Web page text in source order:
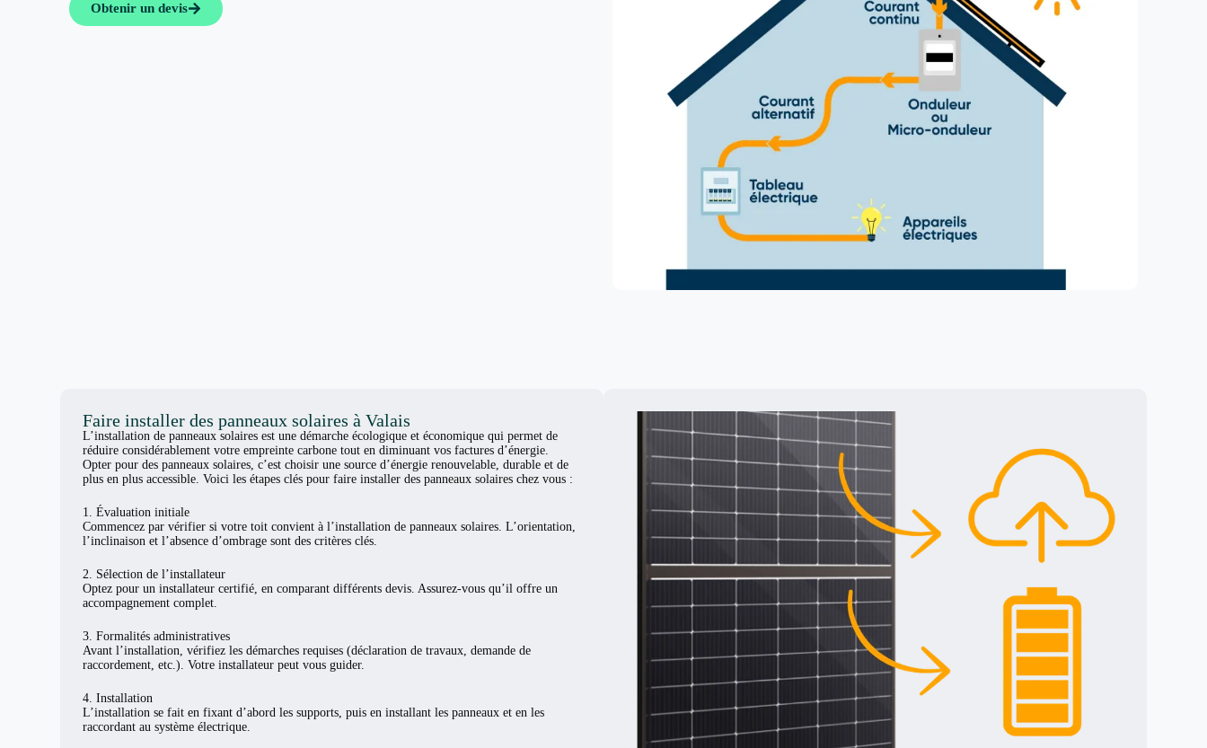
Obtenir un devis
Faire installer des panneaux solaires à Valais
L’installation de panneaux solaires est une démarche écologique et économique qui permet de
réduire considérablement votre empreinte carbone tout en diminuant vos factures d’énergie.
Opter pour des panneaux solaires, c’est choisir une source d’énergie renouvelable, durable et de
plus en plus accessible. Voici les étapes clés pour faire installer des panneaux solaires chez vous :
1. Évaluation initiale
Commencez par vérifier si votre toit convient à l’installation de panneaux solaires. L’orientation,
l’inclinaison et l’absence d’ombrage sont des critères clés.
2. Sélection de l’installateur
Optez pour un installateur certifié, en comparant différents devis. Assurez-vous qu’il offre un
accompagnement complet.
3. Formalités administratives
Avant l’installation, vérifiez les démarches requises (déclaration de travaux, demande de
raccordement, etc.). Votre installateur peut vous guider.
4. Installation
L’installation se fait en fixant d’abord les supports, puis en installant les panneaux et en les
raccordant au système électrique.